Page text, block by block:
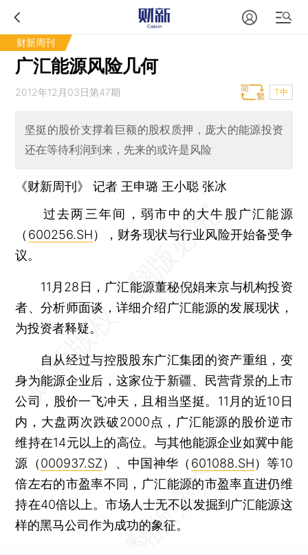
财新周刊
广汇能源风险几何
2012年12月03日第47期 T中
坚挺的股价支撑着巨额的股权质押，庞大的能源投资
还在等待利润到来，先来的或许是风险
《财新周刊》 记者 王申璐 王小聪张冰
过去两三年间，弱市中的大牛股广汇能源
（ 600256.SH），财务现状与行业风险开始备受争
议。
11月28日，广汇能源董秘倪娟来京与机构投资
者、分析师面谈，详细介绍广汇能源的发展现状，
为投资者释疑。
自从经过与控股股东广汇集团的资产重组，变
身为能源企业后，这家位于新疆、民营背景的上市
公司，股价一飞冲天，且相当坚挺。11月的近10日
内，大盘两次跌破2000点，广汇能源的股价逆市
维持在14元以上的高位。与其他能源企业如冀中能
源（000937.SZ）、中国神华（ 601088.SH）等10
倍左右的市盈率不同，广汇能源的市盈率直进仍维
持在40倍以上。市场人士无不以发掘到广汇能源这
样的黑马公司作为成功的象征。